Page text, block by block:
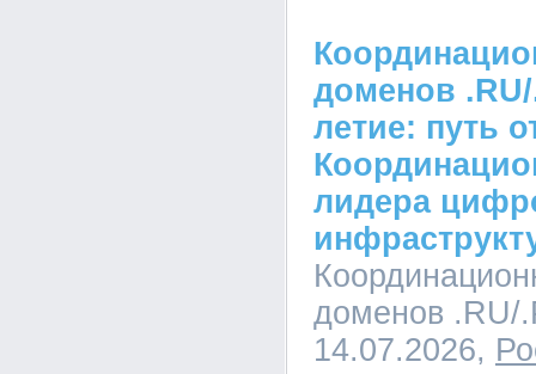
доменов
летие: путь
лидера
доменов .RU/
14.07.2026,